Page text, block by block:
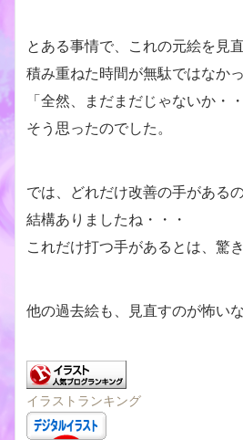
とある事情で、これの元絵を見
積み重ねた時間が無駄ではなか
「全然、まだまだじゃないか・
そう思ったのでした。
では、どれだけ改善の手があるの
結構ありましたね・・・
これだけ打つ手があるとは、驚
他の過去絵も、見直すのが怖い
イラストランキング